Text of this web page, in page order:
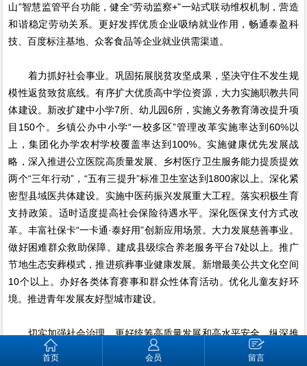
山”智慧监管平台功能，健全“劳动监察+”一站式联动维权机制，营造
和谐稳定劳动关系。更好发挥优质企业吸纳就业作用，畅通泰盈科
技、百度标注基地、众客食品等企业就业供需渠道。
着力抓好社会事业。巩固拓展脱贫攻坚成果，坚决守住不发生规
模性返贫致贫底线。有序扩大优质高中学位资源，大力实施职教共同
体建设。新改扩建中小学7所、幼儿园6所，实施义务教育薄改提升项
目150个。乡镇公办中小学“一校多区”管理改革实施率达到60%以
上，集团化办学农村学校覆盖率达到100%。实施健康优先发展战
略，深入推进公立医院高质量发展、乡村医疗卫生服务能力提质提效
两个“三年行动”，“五有三提升”标准卫生室达到1800家以上。深化紧
密型县域医共体建设。实施中医药振兴发展重大工程。落实积极生育
支持政策。适时适度提高社会保险待遇水平。深化医保支付方式改
革。丰富社保卡“一卡通·泰好用”创新应用场景。大力发展慈善事业。
做好困难群众救助保障。建成县级综合养老服务平台7处以上。推广
节地生态安葬模式，推进殡葬事业健康发展。新增最美公共文化空间
10个以上。办好各类体育赛事和群众性体育活动。优化儿童友好环
境。推进青年发展友好型城市建设。
切实加强社会治理。更好统筹高质量发展和高水平安全。纵深推
进安全生产治本攻坚三年行动，持续抓好化工、矿山、燃气、交通等
首页 会员 留言